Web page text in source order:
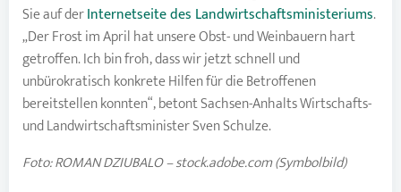
Sie auf derInternetseite des Landwirtschaftsministeriums.
„Der Frost im April hat unsere Obst- und Weinbauern hart
getroffen. Ich bin froh, dass wir jetzt schnell und
unbürokratisch konkrete Hilfen für die Betroffenen
bereitstellen konnten“, betont Sachsen-Anhalts Wirtschafts-
und Landwirtschaftsminister Sven Schulze.
Foto: ROMAN DZIUBALO – stock.adobe.com (Symbolbild)